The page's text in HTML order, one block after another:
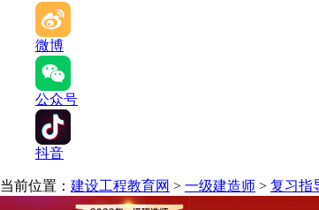
微博
公众号
抖音
当前位置： 建设工程教育网 > 一级建造师 > 复习指